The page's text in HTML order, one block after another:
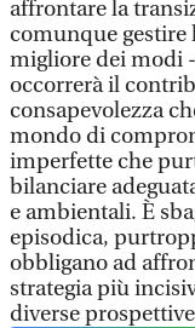
affrontare la
comunque gestire
migliore dei modi
occorrerà il
consapevolezza
mondo di
imperfette che
bilanciare
e ambientali. È
episodica,
obbligano ad
strategia più
diverse